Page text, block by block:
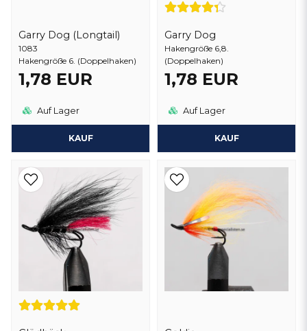
Garry Dog (Longtail)
1083
Hakengröße 6. (Doppelhaken)
1,78 EUR
Auf Lager
KAUF
Garry Dog
Hakengröße 6,8.
(Doppelhaken)
1,78 EUR
Auf Lager
KAUF